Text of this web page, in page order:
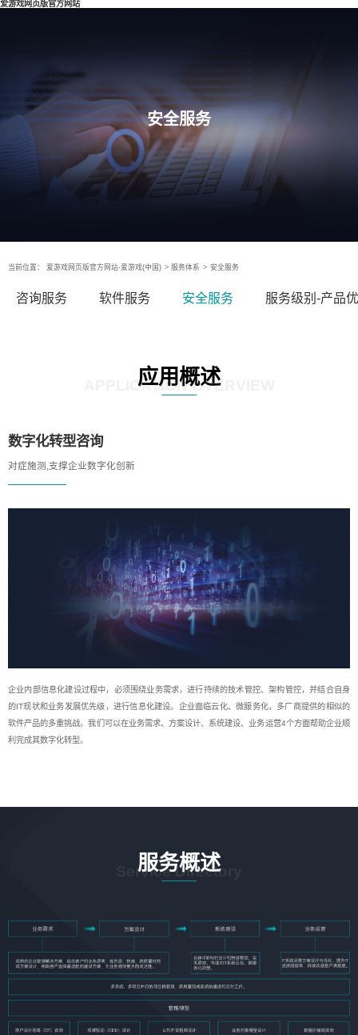
爱游戏网页版官方网站
安全服务
当前位置： 爱游戏网页版官方网站-爱游戏(中国) > 服务体系 > 安全服务
咨询服务 软件服务 安全服务 服务级别-产品
应用概述
APPLICATION OVERVIEW
数字化转型咨询
对症施测,支撑企业数字化创新
企业内部信息化建设过程中，必须围绕业务需求，进行持续的技术管控、架构管控，并结合自身
的IT现状和业务发展优先级，进行信息化建设。企业面临云化、微服务化，多厂商提供的相似的
软件产品的多重挑战。我们可以在业务需求、方案设计、系统建设、业务运营4个方面帮助企业顺
利完成其数字化转型。
服务概述
Service Directory